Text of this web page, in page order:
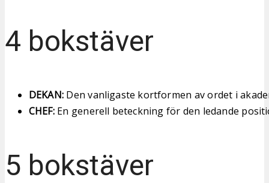
4 bokstäver
DEKAN:Den vanligaste kortformen av ordet i
CHEF:En generell beteckning för den ledande
5 bokstäver